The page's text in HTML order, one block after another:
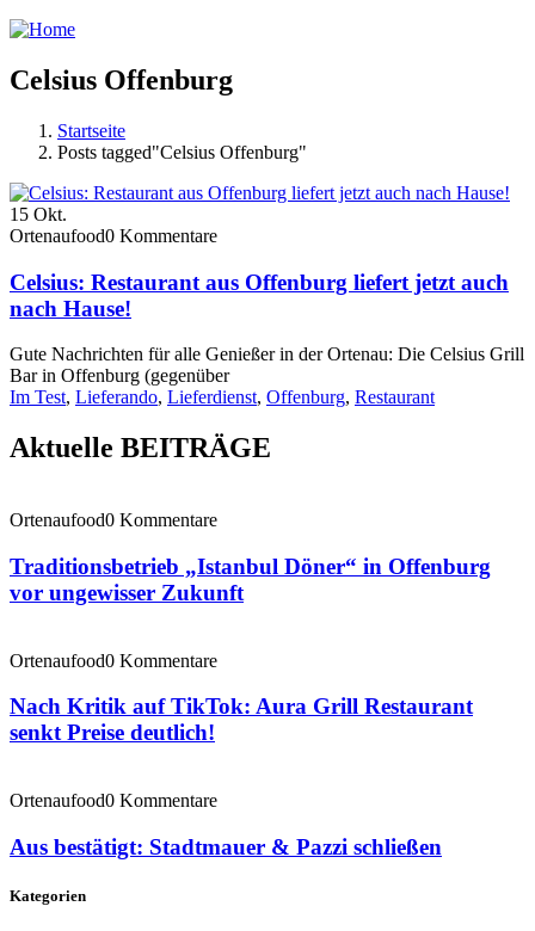
Celsius Offenburg
Startseite
Posts tagged"Celsius Offenburg"
15 Okt.
Ortenaufood0 Kommentare
Celsius: Restaurant aus Offenburg liefert jetzt auch
nach Hause!
Gute Nachrichten für alle Genießer in der Ortenau: Die Celsius Grill
Bar in Offenburg (gegenüber
Im Test, Lieferando, Lieferdienst, Offenburg, Restaurant
Aktuelle BEITRÄGE
Ortenaufood0 Kommentare
Traditionsbetrieb „Istanbul Döner“ in Offenburg
vor ungewisser Zukunft
Ortenaufood0 Kommentare
Nach Kritik auf TikTok: Aura Grill Restaurant
senkt Preise deutlich!
Ortenaufood0 Kommentare
Aus bestätigt: Stadtmauer & Pazzi schließen
Kategorien